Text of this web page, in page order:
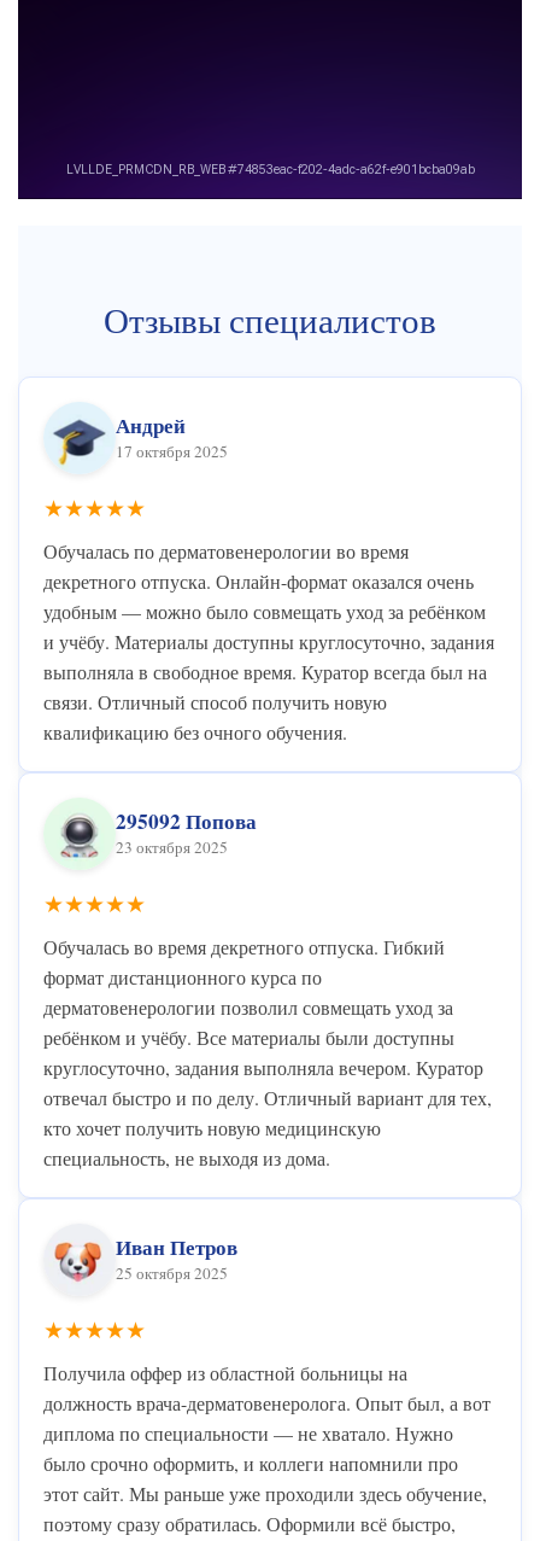
Отзывы специалистов
Андрей
17 октября 2025
★★★★★
Обучалась по дерматовенерологии во время
декретного отпуска. Онлайн-формат оказался очень
удобным — можно было совмещать уход за ребёнком
и учёбу. Материалы доступны круглосуточно, задания
выполняла в свободное время. Куратор всегда был на
связи. Отличный способ получить новую
квалификацию без очного обучения.
295092 Попова
23 октября 2025
★★★★★
Обучалась во время декретного отпуска. Гибкий
формат дистанционного курса по
дерматовенерологии позволил совмещать уход за
ребёнком и учёбу. Все материалы были доступны
круглосуточно, задания выполняла вечером. Куратор
отвечал быстро и по делу. Отличный вариант для тех,
кто хочет получить новую медицинскую
специальность, не выходя из дома.
Иван Петров
25 октября 2025
★★★★★
Получила оффер из областной больницы на
должность врача-дерматовенеролога. Опыт был, а вот
диплома по специальности — не хватало. Нужно
было срочно оформить, и коллеги напомнили про
этот сайт. Мы раньше уже проходили здесь обучение,
поэтому сразу обратилась. Оформили всё быстро,